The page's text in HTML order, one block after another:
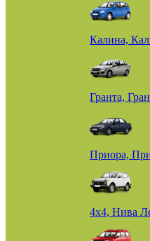
Калина,
Гранта,
Приора,
4х4, Нива